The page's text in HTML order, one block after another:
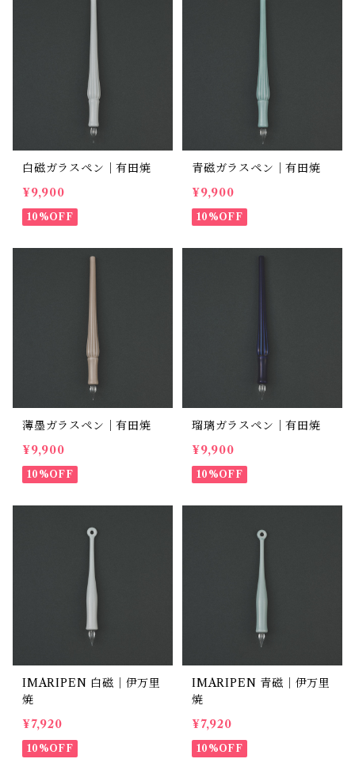
白磁ガラスペン｜有田焼
¥9,900
10%OFF
青磁ガラスペン｜有田焼
¥9,900
10%OFF
薄墨ガラスペン｜有田焼
¥9,900
10%OFF
瑠璃ガラスペン｜有田焼
¥9,900
10%OFF
IMARIPEN 白磁｜伊万里
焼
¥7,920
10%OFF
IMARIPEN 青磁｜伊万里
焼
¥7,920
10%OFF